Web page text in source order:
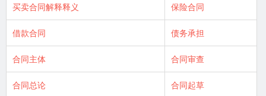
买卖合同解释释义 保险合同
借款合同 债务承担
合同主体 合同审查
合同总论 合同起草